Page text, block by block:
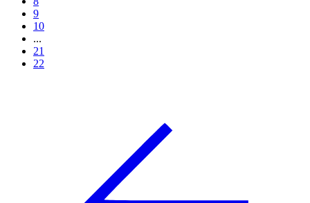
9
10
...
21
22